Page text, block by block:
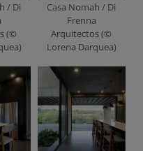
/ Di
(©
Casa Nomah / Di
Frenna
Arquitectos (©
Lorena Darquea)